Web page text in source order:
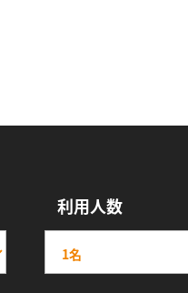
利用人数